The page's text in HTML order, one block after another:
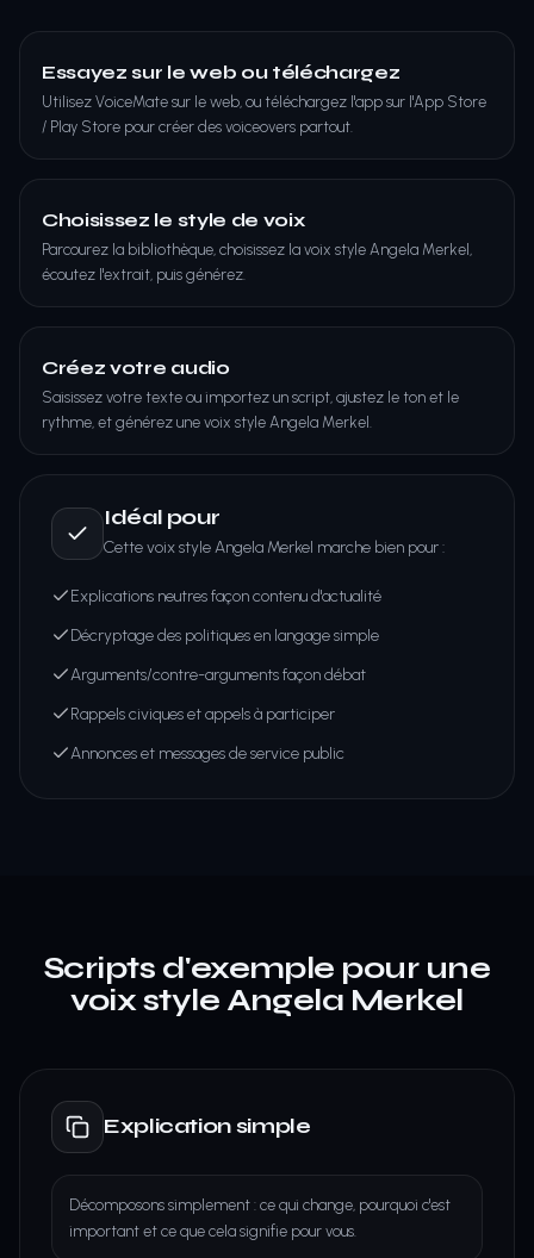
Essayez sur le web ou téléchargez
Utilisez VoiceMate sur le web, ou téléchargez l'app sur l'App Store
/ Play Store pour créer des voiceovers partout.
Choisissez le style de voix
Parcourez la bibliothèque, choisissez la voix style Angela Merkel,
écoutez l'extrait, puis générez.
Créez votre audio
Saisissez votre texte ou importez un script, ajustez le ton et le
rythme, et générez une voix style Angela Merkel.
Idéal pour
Cette voix style Angela Merkel marche bien pour :
Explications neutres façon contenu d'actualité
Décryptage des politiques en langage simple
Arguments/contre-arguments façon débat
Rappels civiques et appels à participer
Annonces et messages de service public
Scripts d'exemple pour une
voix style Angela Merkel
Explication simple
Décomposons simplement : ce qui change, pourquoi c'est
important et ce que cela signifie pour vous.